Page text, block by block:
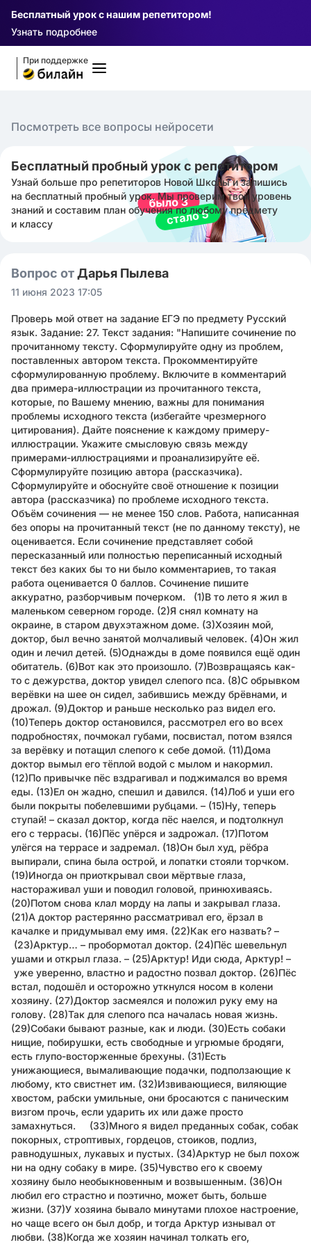
Бесплатный урок с нашим репетитором!
Узнать подробнее
При поддержке
Посмотреть все вопросы нейросети
Бесплатный пробный урок с репетитором
Узнай больше про репетиторов Новой Школы и запишись
на бесплатный пробный урок. Мы проверим твой уровень
знаний и составим план обучения по любому предмету
и классу
Вопрос отДарья Пылева
11 июня 2023 17:05
Проверь мой ответ на задание ЕГЭ по предмету Русский
язык. Задание: 27. Текст задания: "Напишите сочинение по
прочитанному тексту. Сформулируйте одну из проблем,
поставленных автором текста. Прокомментируйте
сформулированную проблему. Включите в комментарий
два примера-иллюстрации из прочитанного текста,
которые, по Вашему мнению, важны для понимания
проблемы исходного текста (избегайте чрезмерного
цитирования). Дайте пояснение к каждому примеру-
иллюстрации. Укажите смысловую связь между
примерами-иллюстрациями и проанализируйте её.
Сформулируйте позицию автора (рассказчика).
Сформулируйте и обоснуйте своё отношение к позиции
автора (рассказчика) по проблеме исходного текста.
Объём сочинения — не менее 150 слов. Работа, написанная
без опоры на прочитанный текст (не по данному тексту), не
оценивается. Если сочинение представляет собой
пересказанный или полностью переписанный исходный
текст без каких бы то ни было комментариев, то такая
работа оценивается 0 баллов. Сочинение пишите
аккуратно, разборчивым почерком. (1)В тo лето я жил в
маленьком северном городе. (2)Я снял комнату на
окраине, в старом двухэтажном доме. (3)Хозяин мой,
доктор, был вечно занятой молчаливый человек. (4)Он жил
один и лечил детей. (5)Однажды в доме появился ещё один
обитатель. (6)Вот как это произошло. (7)Возвращаясь как-
то с дежурства, доктор увидел слепого пса. (8)С обрывком
верёвки на шее он сидел, забившись между брёвнами, и
дрожал. (9)Доктор и раньше несколько раз видел его.
(10)Теперь доктор остановился, рассмотрел его во всех
подробностях, почмокал губами, посвистал, потом взялся
за верёвку и потащил слепого к себе домой. (11)Дома
доктор вымыл его тёплой водой с мылом и накормил.
(12)По привычке пёс вздрагивал и поджимался во время
еды. (13)Ел он жадно, спешил и давился. (14)Лоб и уши его
были покрыты побелевшими рубцами. – (15)Ну, теперь
ступай! – сказал доктор, когда пёс наелся, и подтолкнул
его с террасы. (16)Пёс упёрся и задрожал. (17)Потом
улёгся на террасе и задремал. (18)Он был худ, рёбра
выпирали, спина была острой, и лопатки стояли торчком.
(19)Иногда он приоткрывал свои мёртвые глаза,
настораживал уши и поводил головой, принюхиваясь.
(20)Потом снова клал морду на лапы и закрывал глаза.
(21)А доктор растерянно рассматривал его, ёрзал в
качалке и придумывал ему имя. (22)Как его назвать? –
(23)Арктур… – пробормотал доктор. (24)Пёс шевельнул
ушами и открыл глаза. – (25)Арктур! Иди сюда, Арктур! –
уже уверенно, властно и радостно позвал доктор. (26)Пёс
встал, подошёл и осторожно уткнулся носом в колени
хозяину. (27)Доктор засмеялся и положил руку ему на
голову. (28)Так для слепого пса началась новая жизнь.
(29)Собаки бывают разные, как и люди. (30)Есть собаки
нищие, побирушки, есть свободные и угрюмые бродяги,
есть глупо-восторженные брехуны. (31)Есть
унижающиеся, вымаливающие подачки, подползающие к
любому, кто свистнет им. (32)Извивающиеся, виляющие
хвостом, рабски умильные, они бросаются с паническим
визгом прочь, если ударить их или даже просто
замахнуться. (33)Много я видел преданных собак, собак
покорных, строптивых, гордецов, стоиков, подлиз,
равнодушных, лукавых и пустых. (34)Арктур не был похож
ни на одну собаку в мире. (35)Чувство его к своему
хозяину было необыкновенным и возвышенным. (36)Он
любил его страстно и поэтично, может быть, больше
жизни. (37)У хозяина бывало минутами плохое настроение,
но чаще всего он был добр, и тогда Арктур изнывал от
любви. (38)Когда же хозяин начинал толкать его,